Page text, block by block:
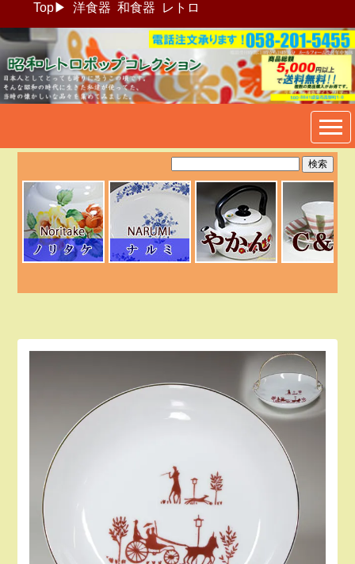
Top▶ 洋食器 和食器 レトロ
昭和レトロポップ食器生活雑
貨通販＠フリマート